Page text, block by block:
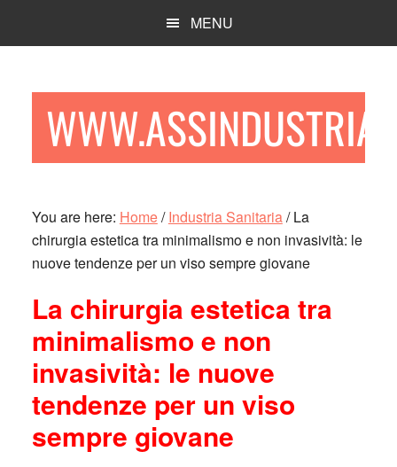
MENU
You are here: Home/ Industria Sanitaria/La
chirurgia estetica tra minimalismo e non invasività: le
nuove tendenze per un viso sempre giovane
La chirurgia estetica tra
minimalismo e non
invasività: le nuove
tendenze per un viso
sempre giovane